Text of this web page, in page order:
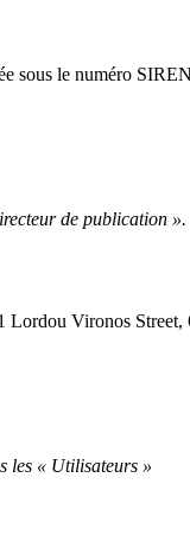
sous le numéro
de publication ».
Vironos Street,
les « Utilisateurs »